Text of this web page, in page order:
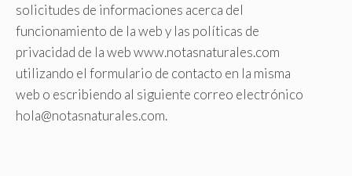
solicitudes de informaciones acerca del
funcionamiento de la web y las políticas de
privacidad de la web www.notasnaturales.com
utilizando el formulario de contacto en la misma
web o escribiendo al siguiente correo electrónico
hola@notasnaturales.com.